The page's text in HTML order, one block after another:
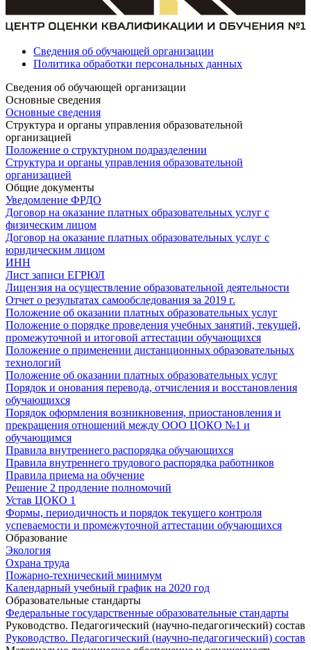
Сведения об обучающей организации
Политика обработки персональных данных
Сведения об обучающей организации
Основные сведения
Основные сведения
Структура и органы управления образовательной
организацией
Положение о структурном подразделении
Структура и органы управления образовательной
организацией
Общие документы
Уведомление ФРДО
Договор на оказание платных образовательных услуг с
физическим лицом
Договор на оказание платных образовательных услуг с
юридическим лицом
ИНН
Лист записи ЕГРЮЛ
Лицензия на осуществление образовательной деятельности
Отчет о результатах самообследования за 2019 г.
Положение об оказании платных образовательных услуг
Положение о порядке проведения учебных занятий, текущей,
промежуточной и итоговой аттестации обучающихся
Положение о применении дистанционных образовательных
технологий
Положение об оказании платных образовательных услуг
Порядок и онования перевода, отчисления и восстановления
обучающихся
Порядок оформления возникновения, приостановления и
прекращения отношений между ООО ЦОКО №1 и
обучающимся
Правила внутреннего распорядка обучающихся
Правила внутреннего трудового распорядка работников
Правила приема на обучение
Решение 2 продление полномочий
Устав ЦОКО 1
Формы, периодичность и порядок текущего контроля
успеваемости и промежуточной аттестации обучающихся
Образование
Экология
Охрана труда
Пожарно-технический минимум
Календарный учебный график на 2020 год
Образовательные стандарты
Федеральные государственные образовательные стандарты
Руководство. Педагогический (научно-педагогический) состав
Руководство. Педагогический (научно-педагогический) состав